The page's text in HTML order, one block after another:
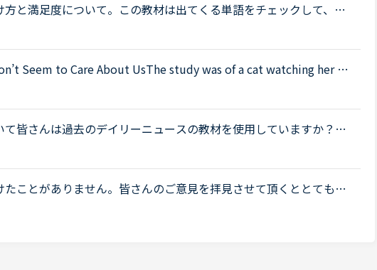
と満足度について。この教材は出てくる単語をチェックして、オ
に答えて、ディスカッションする。という流れで合ってますか？
ディオを...
Seem to Care About UsThe study was of a cat watching her ow
グル翻訳：研究は、飼い主が箱を開けるのを見ている猫の研究でし
事...
皆さんは過去のデイリーニュースの教材を使用していますか？そ
いますか？個人的にデイリーニュースを気に入っていてなるべく
すがに1年...
ことがありません。皆さんのご意見を拝見させて頂くととても楽
ところで質問ですが、どの様な方がデイリーニュースを受けてお
で英語を...